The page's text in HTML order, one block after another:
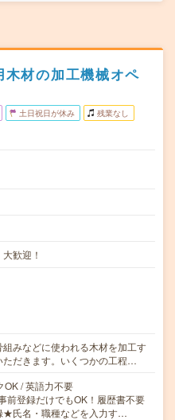
木材の加工機械オペ
土日祝日が休み 残業なし
歓迎！
みなどに使われる木材を加工す
ただきます。いくつかの工程…
OK / 英語力不要
前登録だけでもOK！履歴書不要
★氏名・職種などを入力す…